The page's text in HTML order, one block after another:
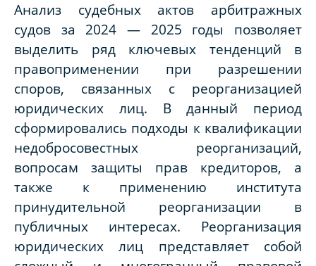
Анализ судебных актов арбитражных
судов за 2024 — 2025 годы позволяет
выделить ряд ключевых тенденций в
правоприменении при разрешении
споров, связанных с реорганизацией
юридических лиц. В данный период
сформировались подходы к квалификации
недобросовестных реорганизаций,
вопросам защиты прав кредиторов, а
также к применению института
принудительной реорганизации в
публичных интересах. Реорганизация
юридических лиц представляет собой